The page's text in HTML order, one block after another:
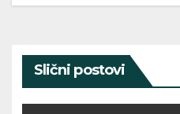
Slični postovi